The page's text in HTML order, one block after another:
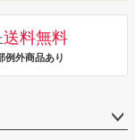
送料無料
外商品あり